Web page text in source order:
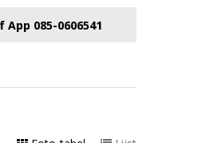
App 085-0606541